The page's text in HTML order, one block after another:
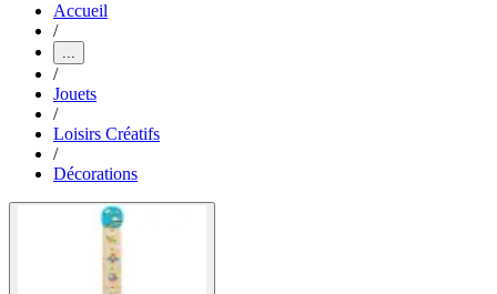
Accueil
/
...
/
Jouets
/
Loisirs Créatifs
/
Décorations